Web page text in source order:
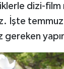
dizi-film
İşte
gereken